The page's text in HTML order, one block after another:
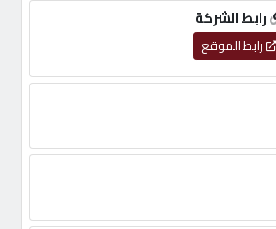
رابط الشركة
رابط الموقع